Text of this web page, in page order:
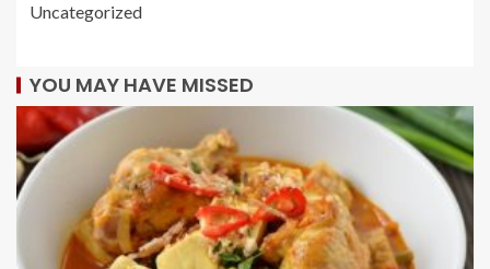
Uncategorized
YOU MAY HAVE MISSED